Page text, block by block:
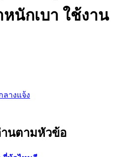
นักเบา ใช้งาน
างแจ้ง
นตามหัวข้อ